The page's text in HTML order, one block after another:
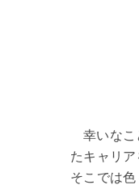
幸いな
たキャリ
そこでは